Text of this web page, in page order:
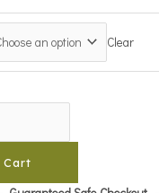
Clear
Cart